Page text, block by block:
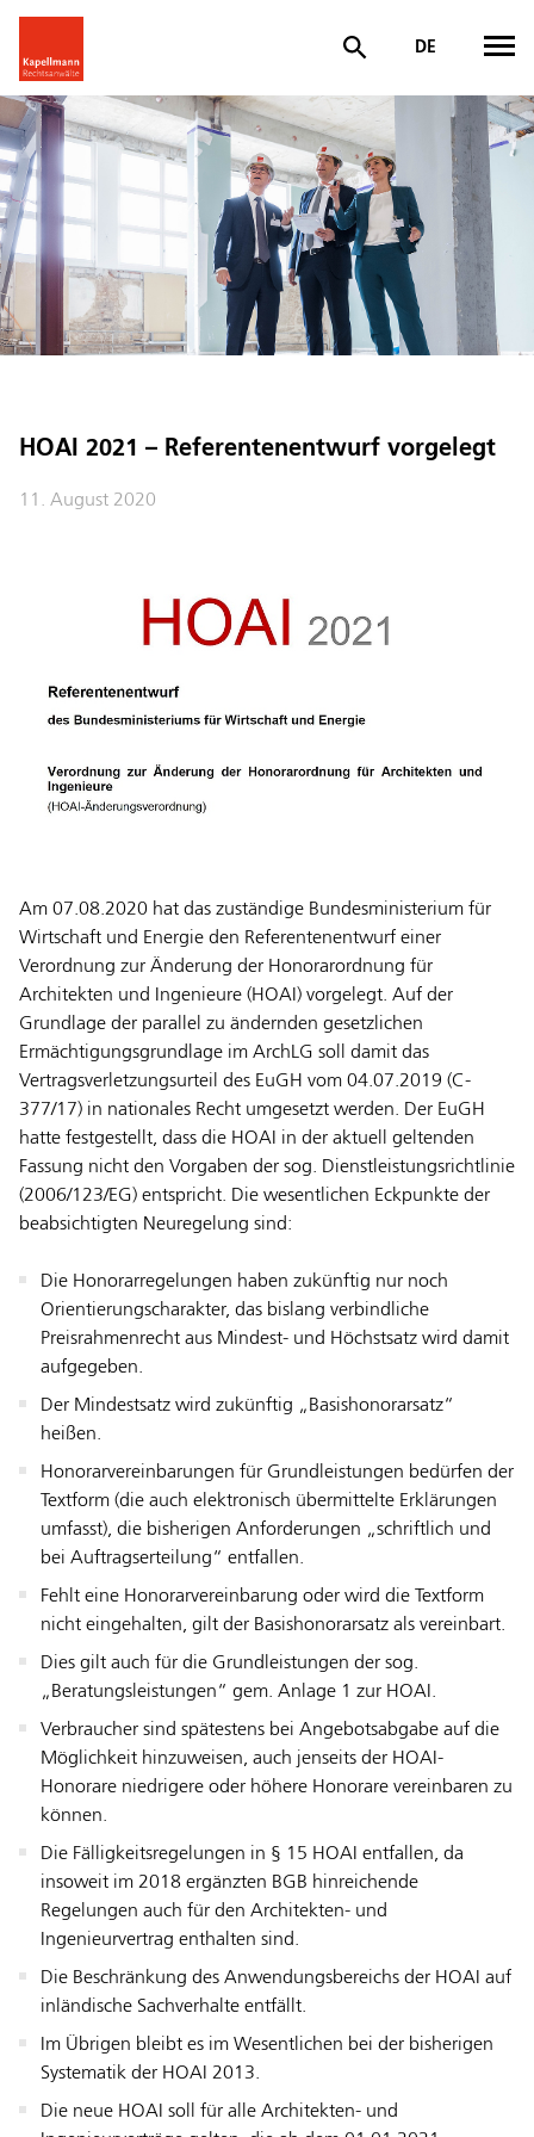
DE
HOAI 2021 – Referentenentwurf vorgelegt
11. August 2020
Am 07.08.2020 hat das zuständige Bundesministerium für
Wirtschaft und Energie den Referentenentwurf einer
Verordnung zur Änderung der Honorarordnung für
Architekten und Ingenieure (HOAI) vorgelegt. Auf der
Grundlage der parallel zu ändernden gesetzlichen
Ermächtigungsgrundlage im ArchLG soll damit das
Vertragsverletzungsurteil des EuGH vom 04.07.2019 (C-
377/17) in nationales Recht umgesetzt werden. Der EuGH
hatte festgestellt, dass die HOAI in der aktuell geltenden
Fassung nicht den Vorgaben der sog. Dienstleistungsrichtlinie
(2006/123/EG) entspricht. Die wesentlichen Eckpunkte der
beabsichtigten Neuregelung sind:
Die Honorarregelungen haben zukünftig nur noch
Orientierungscharakter, das bislang verbindliche
Preisrahmenrecht aus Mindest- und Höchstsatz wird damit
aufgegeben.
Der Mindestsatz wird zukünftig „Basishonorarsatz“
heißen.
Honorarvereinbarungen für Grundleistungen bedürfen der
Textform (die auch elektronisch übermittelte Erklärungen
umfasst), die bisherigen Anforderungen „schriftlich und
bei Auftragserteilung“ entfallen.
Fehlt eine Honorarvereinbarung oder wird die Textform
nicht eingehalten, gilt der Basishonorarsatz als vereinbart.
Dies gilt auch für die Grundleistungen der sog.
„Beratungsleistungen“ gem. Anlage 1 zur HOAI.
Verbraucher sind spätestens bei Angebotsabgabe auf die
Möglichkeit hinzuweisen, auch jenseits der HOAI-
Honorare niedrigere oder höhere Honorare vereinbaren zu
können.
Die Fälligkeitsregelungen in § 15 HOAI entfallen, da
insoweit im 2018 ergänzten BGB hinreichende
Regelungen auch für den Architekten- und
Ingenieurvertrag enthalten sind.
Die Beschränkung des Anwendungsbereichs der HOAI auf
inländische Sachverhalte entfällt.
Im Übrigen bleibt es im Wesentlichen bei der bisherigen
Systematik der HOAI 2013.
Die neue HOAI soll für alle Architekten- und